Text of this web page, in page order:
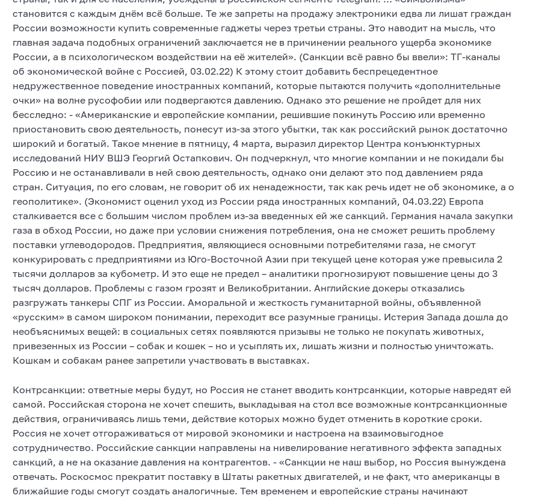
становится с каждым днём всё больше. Те же запреты на продажу электроники едва ли лишат граждан
России возможности купить современные гаджеты через третьи страны. Это наводит на мысль, что
главная задача подобных ограничений заключается не в причинении реального ущерба экономике
России, а в психологическом воздействии на её жителей». (Санкции всё равно бы ввели»: ТГ-каналы
об экономической войне с Россией, 03.02.22) К этому стоит добавить беспрецедентное
недружественное поведение иностранных компаний, которые пытаются получить «дополнительные
очки» на волне русофобии или подвергаются давлению. Однако это решение не пройдет для них
бесследно: - «Американские и европейские компании, решившие покинуть Россию или временно
приостановить свою деятельность, понесут из-за этого убытки, так как российский рынок достаточно
широкий и богатый. Такое мнение в пятницу, 4 марта, выразил директор Центра конъюнктурных
исследований НИУ ВШЭ Георгий Остапкович. Он подчеркнул, что многие компании и не покидали бы
Россию и не останавливали в ней свою деятельность, однако они делают это под давлением ряда
стран. Ситуация, по его словам, не говорит об их ненадежности, так как речь идет не об экономике, а о
геополитике». (Экономист оценил уход из России ряда иностранных компаний, 04.03.22) Европа
сталкивается все с большим числом проблем из-за введенных ей же санкций. Германия начала закупки
газа в обход России, но даже при условии снижения потребления, она не сможет решить проблему
поставки углеводородов. Предприятия, являющиеся основными потребителями газа, не смогут
конкурировать с предприятиями из Юго-Восточной Азии при текущей цене которая уже превысила 2
тысячи долларов за кубометр. И это еще не предел – аналитики прогнозируют повышение цены до 3
тысяч долларов. Проблемы с газом грозят и Великобритании. Английские докеры отказались
разгружать танкеры СПГ из России. Аморальной и жесткость гуманитарной войны, объявленной
«русским» в самом широком понимании, переходит все разумные границы. Истерия Запада дошла до
необъяснимых вещей: в социальных сетях появляются призывы не только не покупать животных,
привезенных из России – собак и кошек – но и усыплять их, лишать жизни и полностью уничтожать.
Кошкам и собакам ранее запретили участвовать в выставках.
Контрсанкции: ответные меры будут, но Россия не станет вводить контрсанкции, которые навредят ей
самой. Российская сторона не хочет спешить, выкладывая на стол все возможные контрсанкционные
действия, ограничиваясь лишь теми, действие которых можно будет отменить в короткие сроки.
Россия не хочет отгораживаться от мировой экономики и настроена на взаимовыгодное
сотрудничество. Российские санкции направлены на нивелирование негативного эффекта западных
санкций, а не на оказание давления на контрагентов. - «Санкции не наш выбор, но Россия вынуждена
отвечать. Роскосмос прекратит поставку в Штаты ракетных двигателей, и не факт, что американцы в
ближайшие годы смогут создать аналогичные. Тем временем и европейские страны начинают